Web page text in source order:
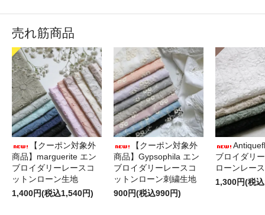
売れ筋商品
【クーポン対象外
商品】marguerite エン
ブロイダリーレースコ
ットンローン生地
1,400円(税込1,540円)
【クーポン対象外
商品】Gypsophila エン
ブロイダリーレースコ
ットンローン刺繍生地
900円(税込990円)
ブロイダリ
ローンレー
1,300円(税